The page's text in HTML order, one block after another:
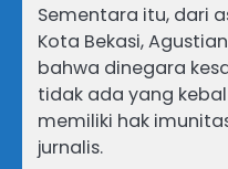
Sementara itu, dari
Kota Bekasi,
bahwa dinegara
tidak ada yang
memiliki hak
jurnalis.